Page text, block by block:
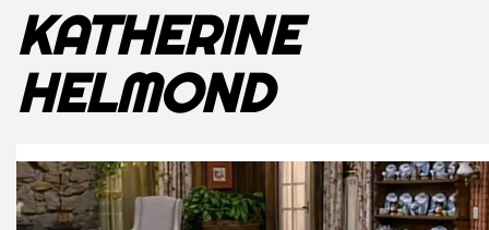
KATHERINE
HELMOND